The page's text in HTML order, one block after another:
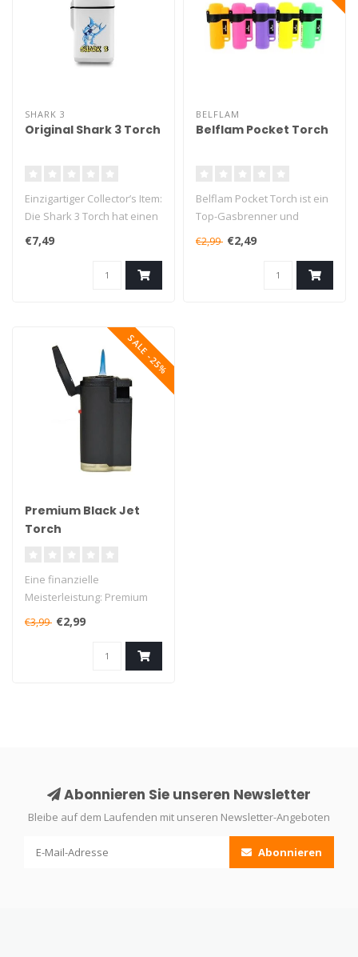
SHARK 3
Original Shark 3 Torch
Einzigartiger Collector’s Item:
Die Shark 3 Torch hat einen
schönen Aufdruck ..
€7,49
BELFLAM
Belflam Pocket Torch
Belflam Pocket Torch ist ein
Top-Gasbrenner und
schont den Geldbeutel!
Das Feu..
€2,99 €2,49
SALE -25%
Premium Black Jet
Torch
Eine finanzielle
Meisterleistung: Premium
Black Jet Torch ist ein Top-
Gasbrenner..
€3,99 €2,99
Abonnieren Sie unseren Newsletter
Bleibe auf dem Laufenden mit unseren Newsletter-Angeboten
Abonnieren